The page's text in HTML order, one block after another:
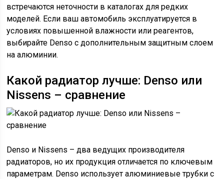
встречаются неточности в каталогах для редких
моделей. Если ваш автомобиль эксплуатируется в
условиях повышенной влажности или реагентов,
выбирайте Denso с дополнительным защитным слоем
на алюминии.
Какой радиатор лучше: Denso или
Nissens – сравнение
Denso и Nissens – два ведущих производителя
радиаторов, но их продукция отличается по ключевым
параметрам. Denso использует алюминиевые трубки с